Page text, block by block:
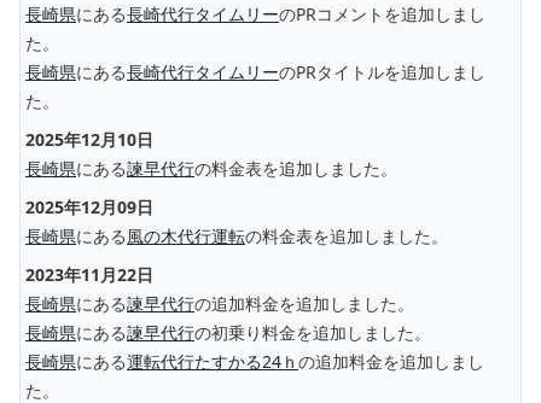
長崎県にある長崎代行タイムリーのPRコメントを追加しまし
た。
長崎県にある長崎代行タイムリーのPRタイトルを追加しまし
た。
2025年12月10日
長崎県にある諫早代行の料金表を追加しました。
2025年12月09日
長崎県にある 風の木代行運転の料金表を追加しました。
2023年11月22日
長崎県にある諫早代行の追加料金を追加しました。
長崎県にある諫早代行の初乗り料金を追加しました。
長崎県にある運転代行たすかる24ｈ の追加料金を追加しまし
た。